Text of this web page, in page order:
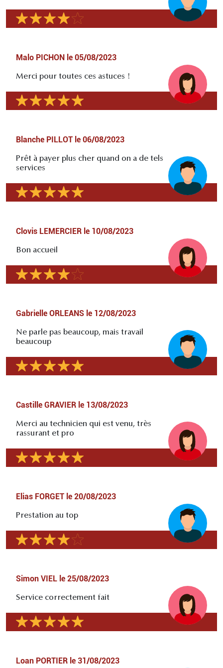
Malo PICHON le 05/08/2023
Merci pour toutes ces astuces !
Blanche PILLOT le 06/08/2023
Prêt à payer plus cher quand on a de tels
services
Clovis LEMERCIER le 10/08/2023
Bon accueil
Gabrielle ORLEANS le 12/08/2023
Ne parle pas beaucoup, mais travail
beaucoup
Castille GRAVIER le 13/08/2023
Merci au technicien qui est venu, très
rassurant et pro
Elias FORGET le 20/08/2023
Prestation au top
Simon VIEL le 25/08/2023
Service correctement fait
Loan PORTIER le 31/08/2023